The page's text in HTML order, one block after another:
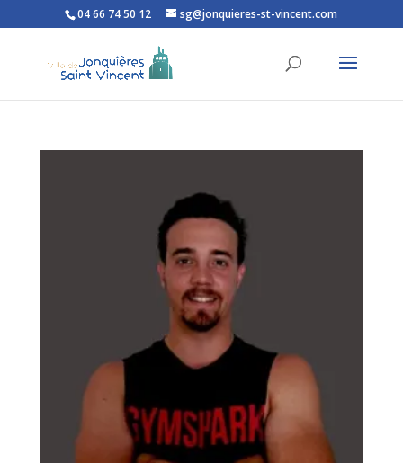
Ouvrir la barre d’outils
04 66 74 50 12 sg@jonquieres-st-vincent.com